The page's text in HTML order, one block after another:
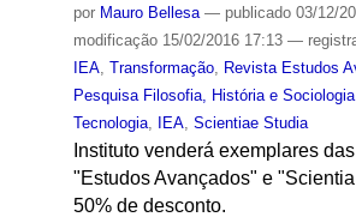
por Mauro Bellesa — publicado03/12/
modificação15/02/2016 17:13 —
IEA, Transformação, Revista Estudos
Pesquisa Filosofia, História e
Tecnologia, IEA, Scientiae Studia
Instituto venderá exemplares
"Estudos Avançados" e
50% de desconto.